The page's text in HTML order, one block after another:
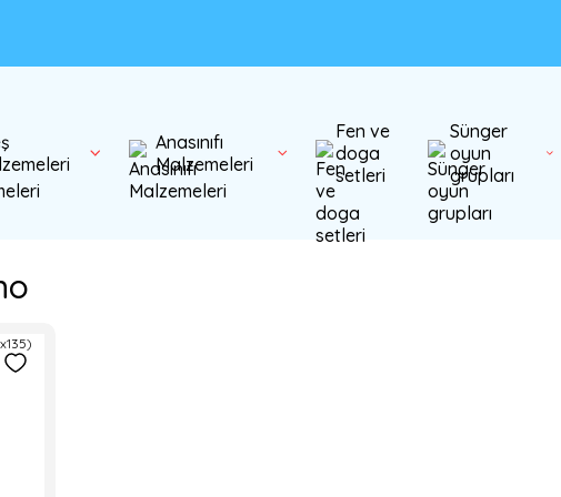
Anasınıfı
Malzemeleri
Fen ve
doga
setleri
Sünger
oyun
grupları